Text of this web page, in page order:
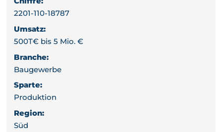
2201-110-18787
Umsatz:
500T€ bis 5 Mio. €
Branche:
Baugewerbe
Sparte:
Produktion
Region:
Süd